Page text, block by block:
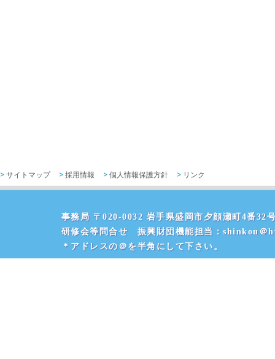
サイトマップ 採用情報 個人情報保護方針 リンク
事務局 〒020-0032 岩手県盛岡市夕顔瀬町4番32
研修会等問合せ 振興財団機能担当：
＊アドレスの＠を半角にして下さい。